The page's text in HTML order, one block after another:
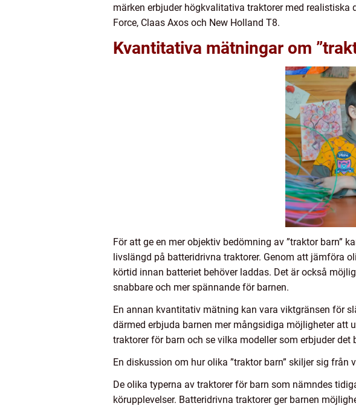
märken erbjuder högkvalitativa traktorer med
Force, Claas Axos och New Holland T8.
Kvantitativa mätningar om
För att ge en mer objektiv bedömning av ”traktor barn”
livslängd på batteridrivna traktorer. Genom att jämföra
körtid innan batteriet behöver laddas. Det är också
snabbare och mer spännande för barnen.
En annan kvantitativ mätning kan vara viktgränsen för
därmed erbjuda barnen mer mångsidiga möjligheter att
traktorer för barn och se vilka modeller som erbjuder det
En diskussion om hur olika ”traktor barn” skiljer sig från
De olika typerna av traktorer för barn som nämndes
körupplevelser. Batteridrivna traktorer ger barnen